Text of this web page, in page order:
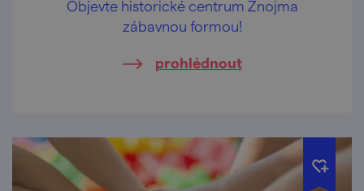
Objevte historické centrum Znojma
zábavnou formou!
prohlédnout